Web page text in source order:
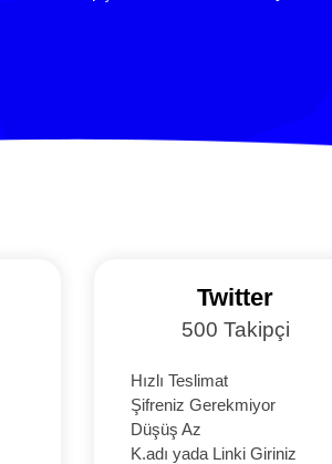
Twitter
500 Takipçi
Hızlı Teslimat
Şifreniz Gerekmiyor
Düşüş Az
K.adı yada Linki Giriniz